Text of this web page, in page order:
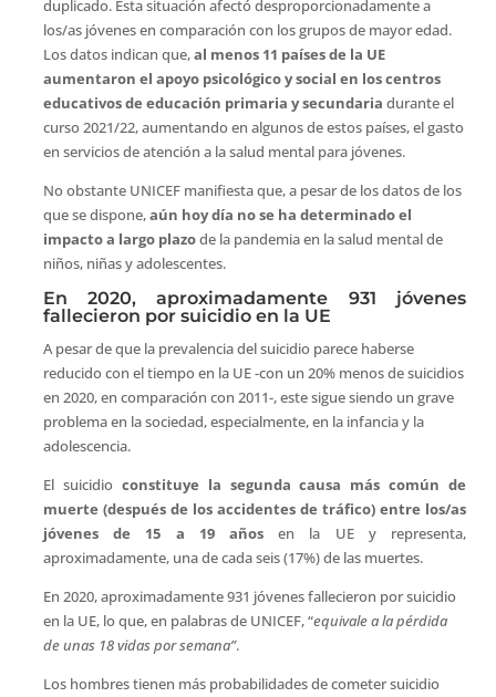
duplicado. Esta situación afectó desproporcionadamente a
los/as jóvenes en comparación con los grupos de mayor edad.
Los datos indican que,al menos 11 países de la UE
aumentaron el apoyo psicológico y social en los centros
educativos de educación primaria y secundaria durante el
curso 2021/22, aumentando en algunos de estos países, el gasto
en servicios de atención a la salud mental para jóvenes.
No obstante UNICEF manifiesta que, a pesar de los datos de los
que se dispone,aún hoy día no se ha determinado el
impacto a largo plazode la pandemia en la salud mental de
niños, niñas y adolescentes.
En 2020, aproximadamente 931 jóvenes
fallecieron por suicidio en la UE
A pesar de que la prevalencia del suicidio parece haberse
reducido con el tiempo en la UE -con un 20% menos de suicidios
en 2020, en comparación con 2011-, este sigue siendo un grave
problema en la sociedad, especialmente, en la infancia y la
adolescencia.
El suicidio constituye la segunda causa más común de
muerte (después de los accidentes de tráfico) entre los/as
jóvenes de 15 a 19 años en la UE y representa,
aproximadamente, una de cada seis (17%) de las muertes.
En 2020, aproximadamente 931 jóvenes fallecieron por suicidio
en la UE, lo que, en palabras de UNICEF, “equivale a la pérdida
de unas 18 vidas por semana”.
Los hombres tienen más probabilidades de cometer suicidio